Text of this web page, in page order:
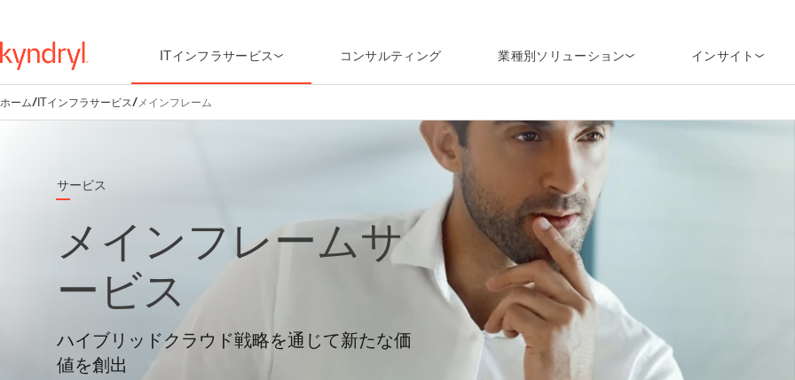
ITインフラサービス コンサルティング 業種別ソリューション インサイト
ホーム/ITインフラサービス/ メインフレーム
サービス
メインフレームサ
ービス
ハイブリッドクラウド戦略を通じて新たな価
値を創出